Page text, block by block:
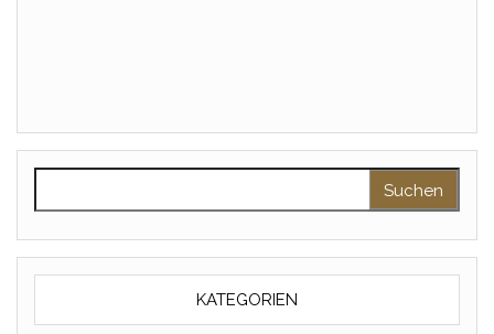
KATEGORIEN